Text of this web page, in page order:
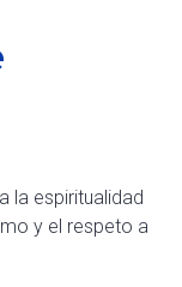
la espiritualidad
y el respeto a